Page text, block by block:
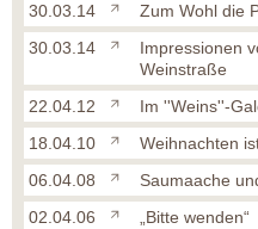
30.03.14
Zum Wohl die
30.03.14
Impressionen
Weinstraße
22.04.12
Im ''Weins''-
18.04.10
Weihnachten
06.04.08
Saumaache
02.04.06
„Bitte wenden“